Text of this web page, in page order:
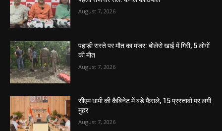
August 7, 2026
पहाड़ी रास्ते पर मौत का मंजर: बोलेरो खाई में गिरी, 5 लोगों
की मौत
August 7, 2026
सीएम धामी की कैबिनेट में बड़े फैसले, 15 प्रस्तावों पर लगी
मुहर
August 7, 2026